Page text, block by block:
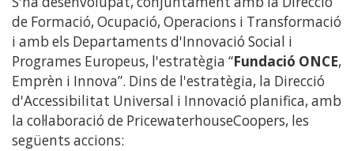
de Formació, Ocupació, Operacions i Transformació
i amb els Departaments d'Innovació Social i
Programes Europeus, l'estratègia “Fundació ONCE,
Emprèn i Innova”. Dins de l'estratègia, la Direcció
d'Accessibilitat Universal i Innovació planifica, amb
la col·laboració de PricewaterhouseCoopers, les
següents accions: